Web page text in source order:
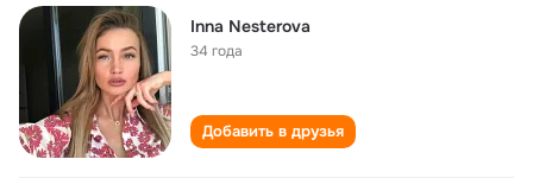
Inna Nesterova
34 года
Добавить в друзья